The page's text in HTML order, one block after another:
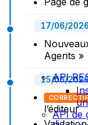
API
API de
17/06/2026
Agents »
15/06/
l’éditeur